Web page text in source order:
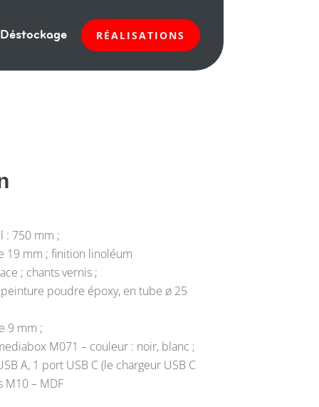
Déstockage RÉALISATIONS
: 750 mm ;
19 mm ; finition linoléum
; chants vernis ;
poudre époxy, en tube ø 25
9 mm ;
M071 – couleur : noir, blanc ;
A, 1 port USB C (le chargeur USB C
M10 – MDF